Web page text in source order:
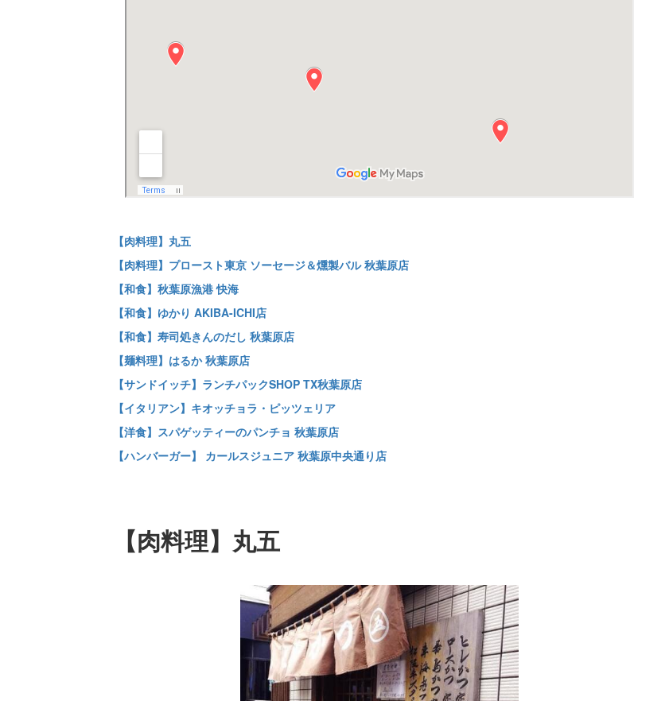
【肉料理】丸五
【肉料理】プロースト東京 ソーセージ＆燻製バル 秋葉原店
【和食】秋葉原漁港 快海
【和食】ゆかり AKIBA-ICHI店
【和食】寿司処きんのだし 秋葉原店
【麺料理】はるか 秋葉原店
【サンドイッチ】ランチパックSHOP TX秋葉原店
【イタリアン】キオッチョラ・ピッツェリア
【洋食】スパゲッティーのパンチョ 秋葉原店
【ハンバーガー】 カールスジュニア 秋葉原中央通り店
【肉料理】丸五